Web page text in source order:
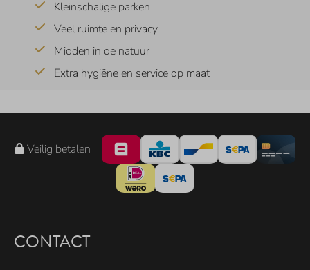
Kleinschalige parken
Veel ruimte en privacy
Midden in de natuur
Extra hygiëne en service op maat
Veilig betalen
CONTACT